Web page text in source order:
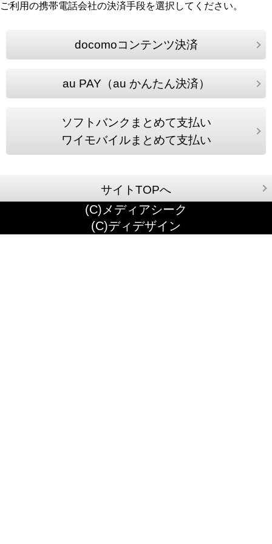
ご利用の携帯電話会社の決済手段を選択してください。
docomoコンテンツ決済
au PAY（au かんたん決済）
ソフトバンクまとめて支払い
ワイモバイルまとめて支払い
サイトTOPへ
(C)メディアシーク
(C)ディデザイン